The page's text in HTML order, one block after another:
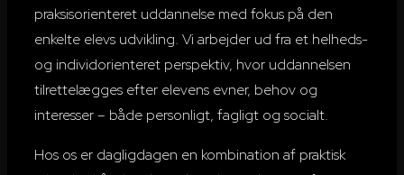
praksisorienteret uddannelse med fokus på den
enkelte elevs udvikling. Vi arbejder ud fra et helheds-
og individorienteret perspektiv, hvor uddannelsen
tilrettelægges efter elevens evner, behov og
interesser – både personligt, fagligt og socialt.
Hos os er dagligdagen en kombination af praktisk